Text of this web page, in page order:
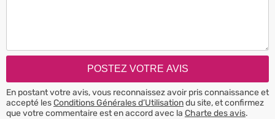
En postant votre avis, vous reconnaissez avoir pris connaissance et
accepté lesConditions Générales d’Utilisationdu site, et confirmez
que votre commentaire est en accord avec la Charte des avis.